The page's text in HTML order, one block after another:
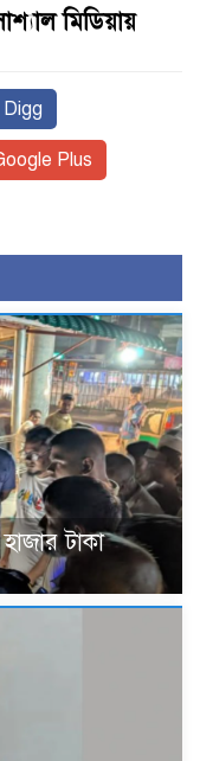
মিডিয়ায়
Digg
Plus
টাকা